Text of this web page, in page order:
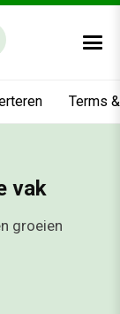
Terms
vak
groeien